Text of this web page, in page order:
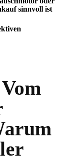
sinnvoll ist
Vom